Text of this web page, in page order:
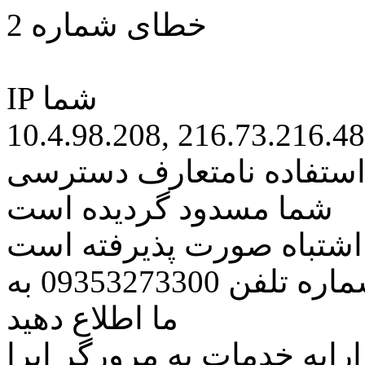
خطای شماره 2
IP شما
10.4.98.208, 216.73.216.48
نامتعارف دسترسی
شما مسدود گردیده است
اشتباه صورت پذیرفته است
مراتب این مسئله را از طریق شماره تلفن 09353273300 به
ما اطلاع دهید
خدمات به مرورگر اپرا